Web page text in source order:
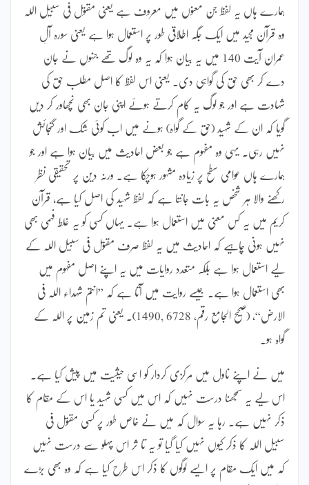
ہمارے ہاں یہ لفظ جن معنوں میں معروف ہے یعنی مقتول فی سبیل اللہ
وہ قرآن مجید میں ایک جگہ اطلاقی طور پر استعمال ہوا ہے یعنی سورہ آلِ
عمران آیت 140 میں یہ بیان ہوا کہ یہ وہ لوگ تھے جنہوں نے جان
دے کر بھی حق کی گواہی دی۔ یعنی اس لفظ کا اصل مطلب حق کی
شہادت ہے اور جو لوگ یہ کام کرتے ہوئے اپنی جان بھی نچھاور کر دیں
گویا کہ ان کے شہید (حق کے گواہ) ہونے میں اب کوئی شک اور گنجائش
نہیں رہی۔ یہی وہ مفہوم ہے جو بعض احادیث میں بیان ہوا ہے اور جو
ہمارے ہاں عوامی سطح پر زیادہ مشہور ہوچکا ہے۔ ورنہ دین پر تحقیقی نظر
رکھنے والا ہر شخص یہ بات جانتا ہے کہ لفظ شہید کی اصل کیا ہے، قرآن
کریم میں یہ کس معنی میں استعمال ہوا ہے۔ یہاں کسی کو یہ غلط فہمی بھی
نہیں ہونی چاہیے کہ احادیث میں یہ لفظ صرف مقتول فی سبیل اللہ کے
لیے استعمال ہوا ہے بلکہ متعدد روایات میں یہ اپنے اصل مفہوم میں
بھی استعمال ہوا ہے۔ جیسے روایت میں آتا ہے کہ ”انتم شہداء اللہ فی
الارض“، (صحیح الجامع رقم، 6728 ,1490)۔ یعنی تم زمین پر اللہ کے
گواہ ہو۔
میں نے اپنے ناول میں مرکزی کردار کو اسی حیثیت میں پیش کیا ہے۔
اس لیے یہ سمجھنا درست نہیں کہ اس میں کسی شہید یا اس کے مقام کا
ذکر نہیں ہے۔ رہا یہ سوال کہ میں نے خاص طور پر کسی مقتول فی
سبیل اللہ کا ذکر کیوں نہیں کیا گیا تو یہ تا ثر اس پہلو سے درست نہیں
کہ میں ایک مقام پر ایسے لوگوں کا ذکر اس طرح کیا ہے کہ وہ بھی بڑے